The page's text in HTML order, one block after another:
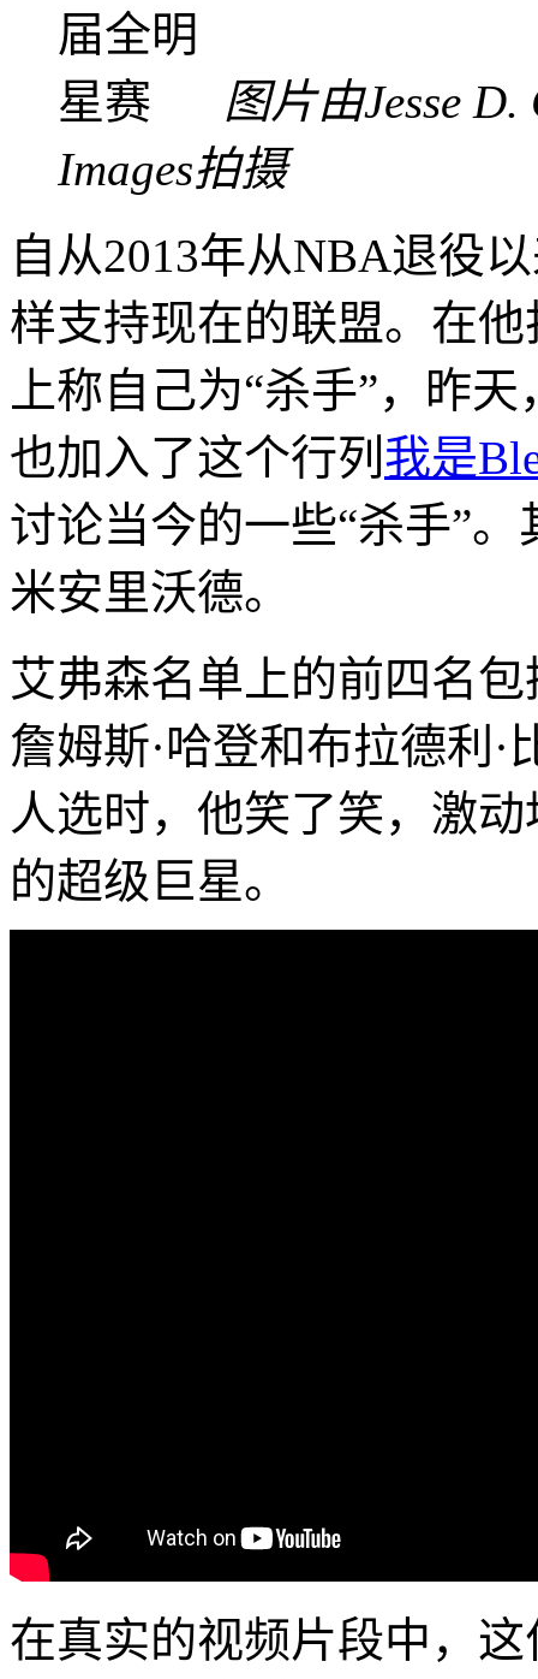
图片由Jesse
Images拍摄
自从2013年从NBA退役
样支持现在的联盟。在
上称自己为“杀手”，昨
也加入了这个行列 我是
讨论当今的一些“杀手”。
米安里沃德。
艾弗森名单上的前四名
詹姆斯·哈登和布拉德利
人选时，他笑了笑，激
的超级巨星。
在真实的视频片段中，